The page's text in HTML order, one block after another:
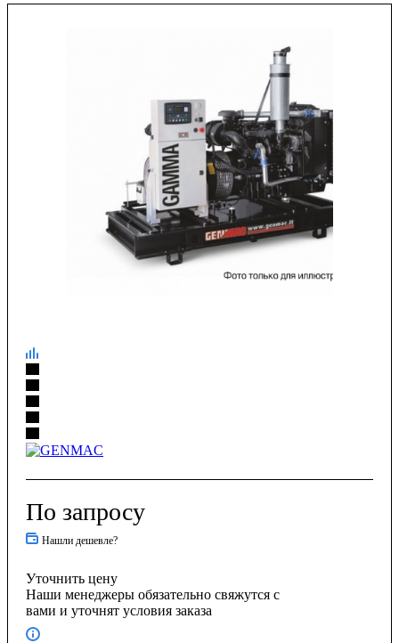
По запросу
Нашли дешевле?
Уточнить цену
Наши менеджеры обязательно свяжутся с
вами и уточнят условия заказа